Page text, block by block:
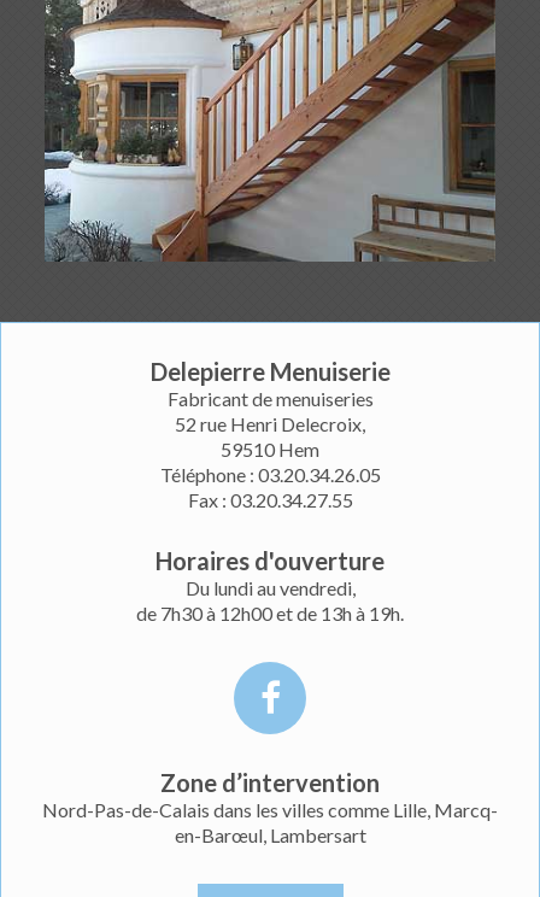
Delepierre Menuiserie
Fabricant de menuiseries
52 rue Henri Delecroix,
59510 Hem
Téléphone : 03.20.34.26.05
Fax : 03.20.34.27.55
Horaires d'ouverture
Du lundi au vendredi,
de 7h30 à 12h00 et de 13h à 19h.
Zone d’intervention
Nord-Pas-de-Calais dans les villes comme Lille, Marcq-
en-Barœul, Lambersart